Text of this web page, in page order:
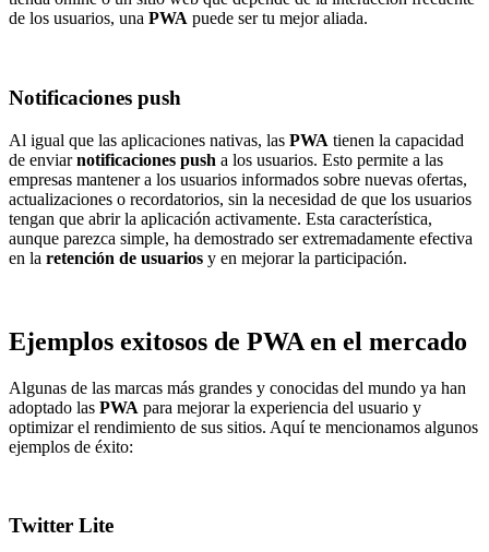
de los usuarios, una PWA puede ser tu mejor aliada.
Notificaciones push
Al igual que las aplicaciones nativas, las PWA tienen la capacidad
de enviarnotificaciones push a los usuarios. Esto permite a las
empresas mantener a los usuarios informados sobre nuevas ofertas,
actualizaciones o recordatorios, sin la necesidad de que los usuarios
tengan que abrir la aplicación activamente. Esta característica,
aunque parezca simple, ha demostrado ser extremadamente efectiva
en la retención de usuarios y en mejorar la participación.
Ejemplos exitosos de PWA en el mercado
Algunas de las marcas más grandes y conocidas del mundo ya han
adoptado las PWA para mejorar la experiencia del usuario y
optimizar el rendimiento de sus sitios. Aquí te mencionamos algunos
ejemplos de éxito:
Twitter Lite